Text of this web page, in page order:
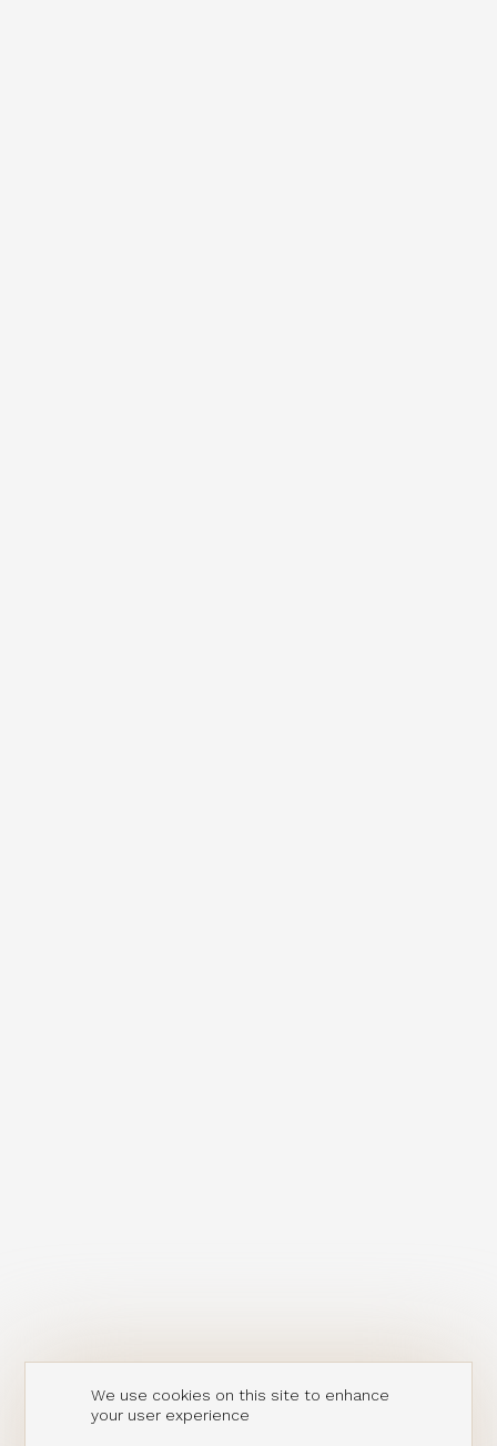
We use cookies on this site to enhance
your user experience